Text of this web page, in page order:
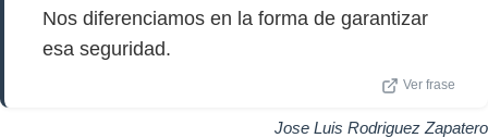
Nos diferenciamos en la forma de garantizar
esa seguridad.
Ver frase
Jose Luis Rodriguez Zapatero